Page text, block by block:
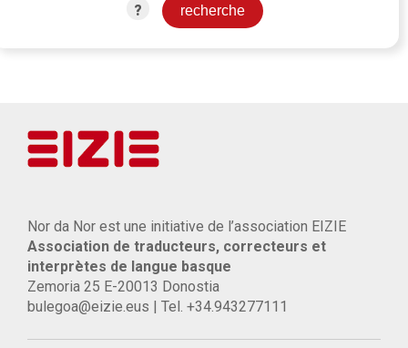
?
Nor da Nor est une initiative de l’association EIZIE
Association de traducteurs, correcteurs et
interprètes de langue basque
Zemoria 25 E-20013 Donostia
bulegoa@eizie.eus | Tel. +34.943277111